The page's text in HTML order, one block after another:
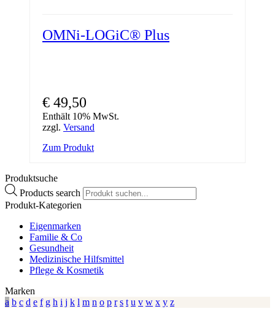
OMNi-LOGiC® Plus
€ 49,50
Enthält 10% MwSt.
zzgl. Versand
Zum Produkt
Produktsuche
Products search
Produkt-Kategorien
Eigenmarken
Familie & Co
Gesundheit
Medizinische Hilfsmittel
Pflege & Kosmetik
Marken
a b c d e f g h i j k l m n o p r s t u v w x y z